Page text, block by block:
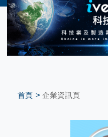
首頁 企業資訊頁